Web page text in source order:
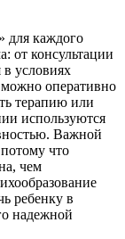
для каждого
от консультации
в условиях
можно оперативно
терапию или
используются
Важной
что
чем
ребенку в
надежной